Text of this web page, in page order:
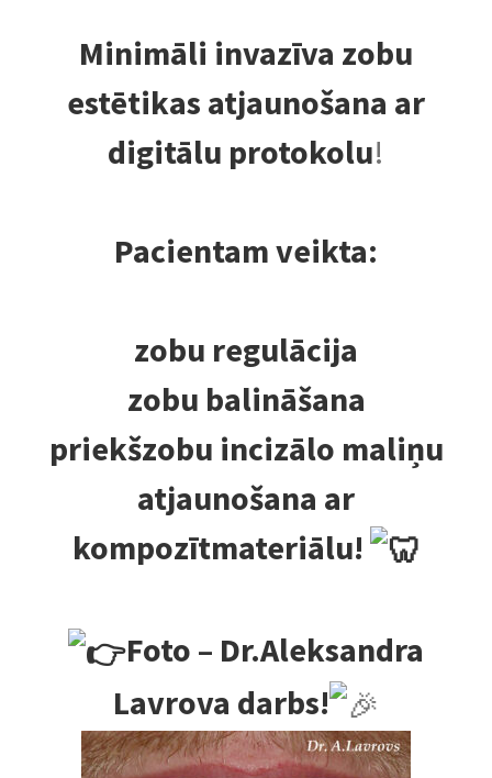
Minimāli invazīva zobu
estētikas atjaunošana ar
digitālu protokolu!
Pacientam veikta:
zobu regulācija
zobu balināšana
priekšzobu incizālo maliņu
atjaunošana ar
kompozītmateriālu!
Foto – Dr.Aleksandra
Lavrova darbs!